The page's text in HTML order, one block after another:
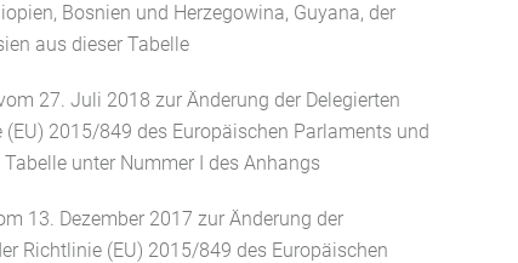
Bosnien und Herzegowina, Guyana, der
aus dieser Tabelle
27. Juli 2018 zur Änderung der Delegierten
2015/849 des Europäischen Parlaments und
unter Nummer I des Anhangs
13. Dezember 2017 zur Änderung der
Richtlinie (EU) 2015/849 des Europäischen